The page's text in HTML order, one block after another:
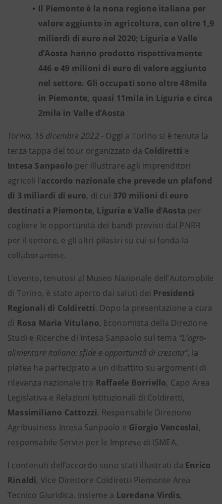
Il Piemonte è la nona regione italiana per
valore aggiunto in agricoltura, con oltre 1,9
miliardi di euro nel 2020; Liguria e Valle
d’Aosta hanno prodotto rispettivamente
446 e 49 milioni di euro di valore aggiunto
nel settore. Gli occupati sono oltre 48mila
in Piemonte, quasi 11mila in Liguria e circa
2mila in Valle d’Aosta
Torino, 15 dicembre 2022 - Oggi a Torino si è tenuta la
terza tappa del tour organizzato da Coldiretti e
Intesa Sanpaolo per illustrare agli imprenditori
agricoli l’accordo nazionale che prevede un plafond
di 3 miliardi di euro, di cui 370 milioni di euro
destinati a Piemonte, Liguria e Valle d’Aosta per
cogliere le opportunità dei bandi previsti dal PNRR
per il settore, e gli altri pilastri su cui si fonda la
collaborazione.
L’evento, tenutosi al Museo Nazionale dell’Automobile
di Torino, è stato aperto dai saluti dei Presidenti
Regionali di Coldiretti. Dopo la presentazione a cura
di Rosa Maria Vitulano, Economista della Direzione
Studi e Ricerche di Intesa Sanpaolo sul tema “L’agro-
alimentare italiano: sfide e opportunità di crescita”, la
platea ha partecipato a un dibattito su argomenti di
rilevanza nazionale tra Raffaele Borriello, Capo Area
Legislativa e Relazioni Istituzionali di Coldiretti,
Massimiliano Cattozzi, Responsabile Direzione
Agribusiness Intesa Sanpaolo e Giorgio Venceslai,
responsabile Servizi per le Imprese di ISMEA.
I contenuti dell’accordo sono stati illustrati da Enrico
Rinaldi, Vice Direttore Coldiretti Piemonte Area
Tecnico Giuridica. insieme a Loredana Virdis,